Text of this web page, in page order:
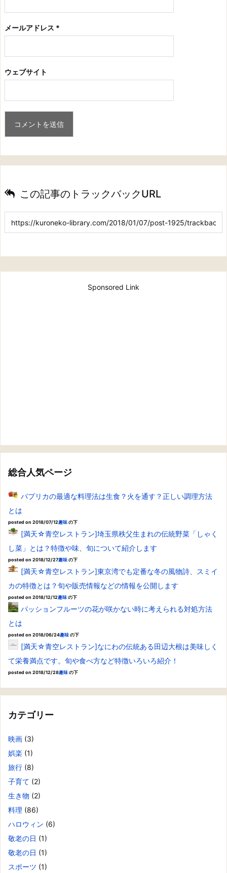
メールアドレス *
ウェブサイト
この記事のトラックバックURL
Sponsored Link
総合人気ページ
パプリカの最適な料理法は生食？火を通す？正しい調理方法
とは
posted on 2018/07/12趣味の下
[満天☆青空レストラン]埼玉県秩父生まれの伝統野菜「しゃく
し菜」とは？特徴や味、旬について紹介します
posted on 2018/12/27趣味の下
[満天☆青空レストラン]東京湾でも定番な冬の風物詩、スミイ
カの特徴とは？旬や販売情報などの情報を公開します
posted on 2018/12/12趣味の下
パッションフルーツの花が咲かない時に考えられる対処方法
とは
posted on 2018/06/24趣味の下
[満天☆青空レストラン]なにわの伝統ある田辺大根は美味しく
て栄養満点です。旬や食べ方など特徴いろいろ紹介！
posted on 2018/12/28趣味の下
カテゴリー
映画 (3)
娯楽 (1)
旅行 (8)
子育て (2)
生き物 (2)
料理 (86)
ハロウィン (6)
敬老の日 (1)
敬老の日 (1)
スポーツ (1)